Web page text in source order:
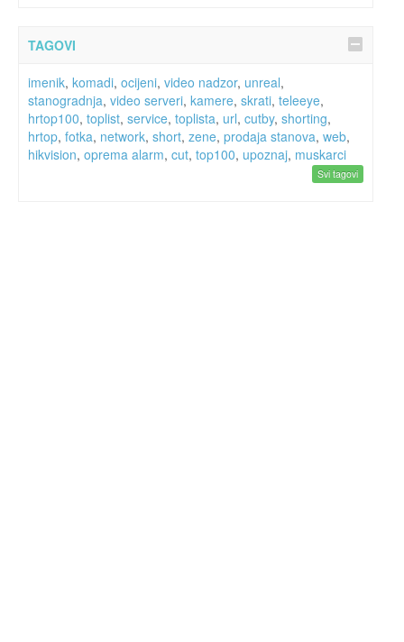
TAGOVI
imenik, komadi, ocijeni, video nadzor, unreal,
stanogradnja, video serveri, kamere, skrati, teleeye,
hrtop100, toplist, service, toplista, url, cutby, shorting,
hrtop, fotka, network, short, zene, prodaja stanova, web,
hikvision, oprema alarm, cut, top100, upoznaj, muskarci
Svi tagovi